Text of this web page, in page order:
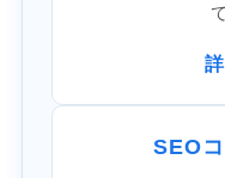
SEO